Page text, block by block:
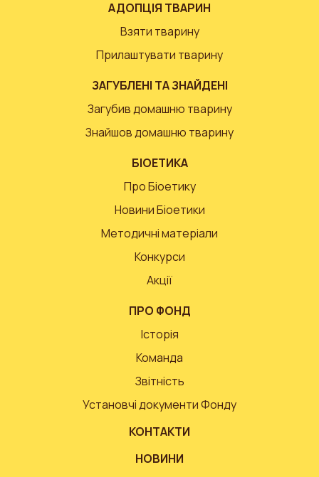
АДОПЦІЯ ТВАРИН
Взяти тварину
Прилаштувати тварину
ЗАГУБЛЕНІ ТА ЗНАЙДЕНІ
Загубив домашню тварину
Знайшов домашню тварину
БІОЕТИКА
Про Біоетику
Новини Біоетики
Методичні матеріали
Конкурси
Акції
ПРО ФОНД
Історія
Команда
Звітність
Установчі документи Фонду
КОНТАКТИ
НОВИНИ